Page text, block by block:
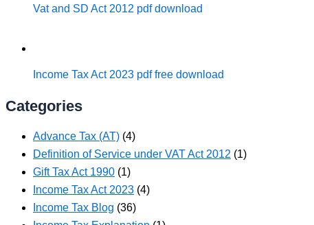
Vat and SD Act 2012 pdf download
Income Tax Act 2023 pdf free download
Categories
Advance Tax (AT) (4)
Definition of Service under VAT Act 2012 (1)
Gift Tax Act 1990 (1)
Income Tax Act 2023 (4)
Income Tax Blog (36)